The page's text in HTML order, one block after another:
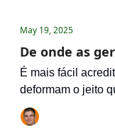
May 19, 2025
De onde as
É mais fácil
deformam o jeito